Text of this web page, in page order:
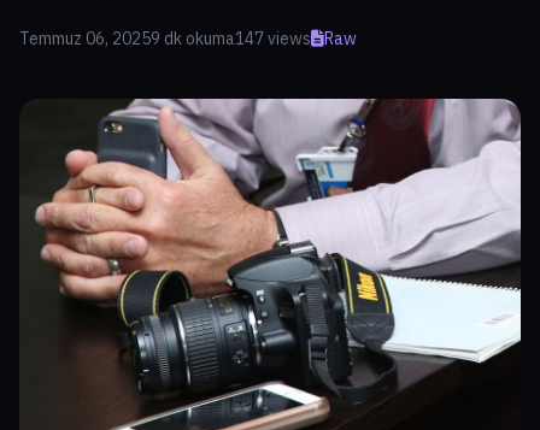
Temmuz 06, 20259 dk okuma147 views Raw